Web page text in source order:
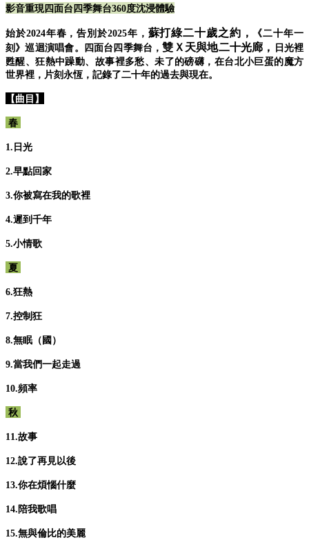
影音重現四面台四季舞台360度沈浸體驗
始於2024年春，告別於2025年， 蘇打綠二十歲之約，
《二十年一
刻》巡迴演唱會。
四面台四季舞台，雙Ｘ天與地二十光廊，
日光裡
甦醒、狂熱中躁動、 故事裡多愁、未了的磅礴， 在台北小巨蛋的魔方
世界裡， 片刻永恆，記錄了二十年的過去與現在。
【曲目】
春
1.日光
2.早點回家
3.你被寫在我的歌裡
4.遲到千年
5.小情歌
夏
6.狂熱
7.控制狂
8.無眠（國）
9.當我們一起走過
10.頻率
秋
11.故事
12.說了再見以後
13.你在煩惱什麼
14.陪我歌唱
15.無與倫比的美麗